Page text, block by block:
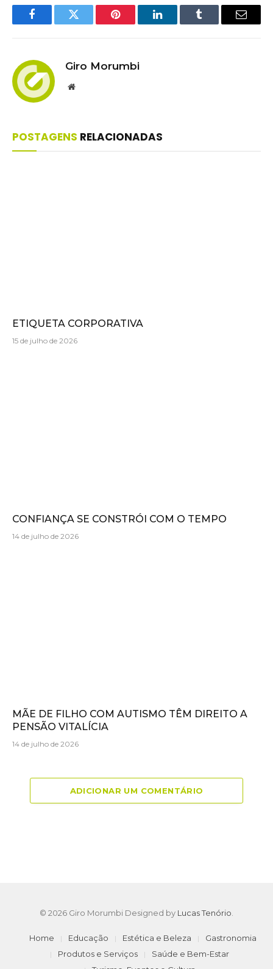
FacebookTwitter Pinterest LinkedInTumblr Email
Giro Morumbi
Website
POSTAGENS RELACIONADAS
ETIQUETA CORPORATIVA
15 de julho de 2026
CONFIANÇA SE CONSTRÓI COM O TEMPO
14 de julho de 2026
MÃE DE FILHO COM AUTISMO TÊM DIREITO A
PENSÃO VITALÍCIA
14 de julho de 2026
ADICIONAR UM COMENTÁRIO
© 2026 Giro Morumbi Designed by Lucas Tenório
Home Educação Estética e Beleza
Gastronomia
Produtos e Serviços
Saúde e Bem-Estar